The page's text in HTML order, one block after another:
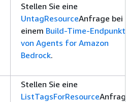
Stellen Sie eine
UntagResourceAnfrage bei
einem Build-Time-Endpunkt
von Agents for Amazon
Bedrock.
Stellen Sie eine
ListTagsForResourceAnfrage